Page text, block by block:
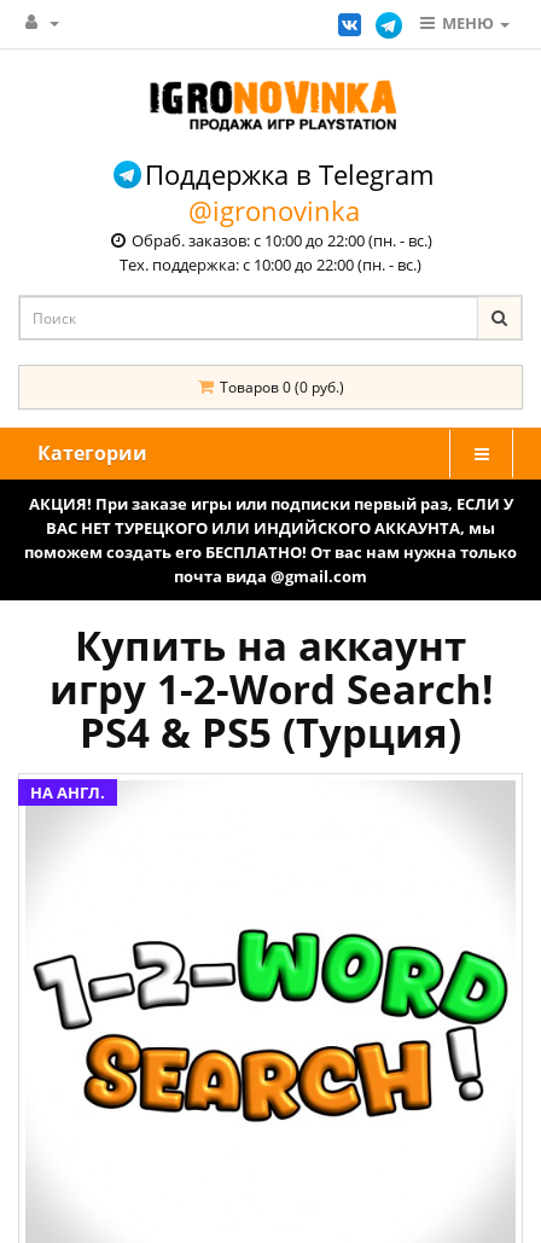
МЕНЮ
Поддержка в Telegram
@igronovinka
Обраб. заказов: с 10:00 до 22:00 (пн. - вс.)
Тех. поддержка: с 10:00 до 22:00 (пн. - вс.)
Товаров 0 (0 руб.)
Категории
АКЦИЯ! При заказе игры или подписки первый раз, ЕСЛИ У
ВАС НЕТ ТУРЕЦКОГО ИЛИ ИНДИЙСКОГО АККАУНТА, мы
поможем создать его БЕСПЛАТНО! От вас нам нужна только
почта вида @gmail.com
Купить на аккаунт
игру 1-2-Word Search!
PS4 & PS5 (Турция)
НА АНГЛ.